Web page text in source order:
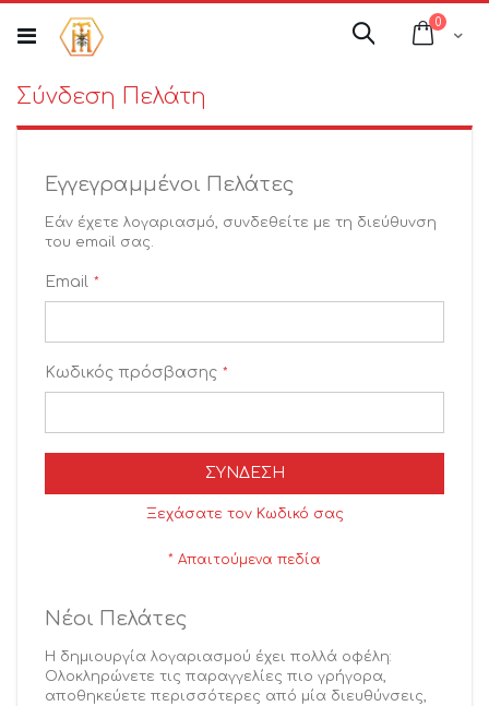
στο
περιεχόμενο
Cart
0
Αναζήτηση
Σύνδεση Πελάτη
Εγγεγραμμένοι Πελάτες
Εάν έχετε λογαριασμό, συνδεθείτε με τη διεύθυνση
του email σας.
Email
Κωδικός πρόσβασης
ΣΎΝΔΕΣΗ
Ξεχάσατε τον Κωδικό σας
Νέοι Πελάτες
Η δημιουργία λογαριασμού έχει πολλά οφέλη:
Ολοκληρώνετε τις παραγγελίες πιο γρήγορα,
αποθηκεύετε περισσότερες από μία διευθύνσεις,